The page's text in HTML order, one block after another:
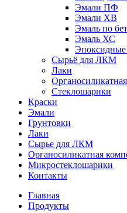
Эмали ПФ
Эмали ХВ
Эмаль по
Эмаль ХС
Сырьё для ЛКМ
Лаки
Стеклошарики
Краски
Эмали
Грунтовки
Лаки
Сырье для ЛКМ
Органосиликатная
Микростеклошарики
Контакты
Главная
Продукты